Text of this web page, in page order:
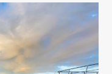
mit
einem
online